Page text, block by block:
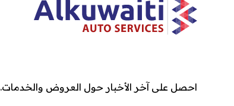
احصل على آخر الأخبار حول العروض والخدمات.